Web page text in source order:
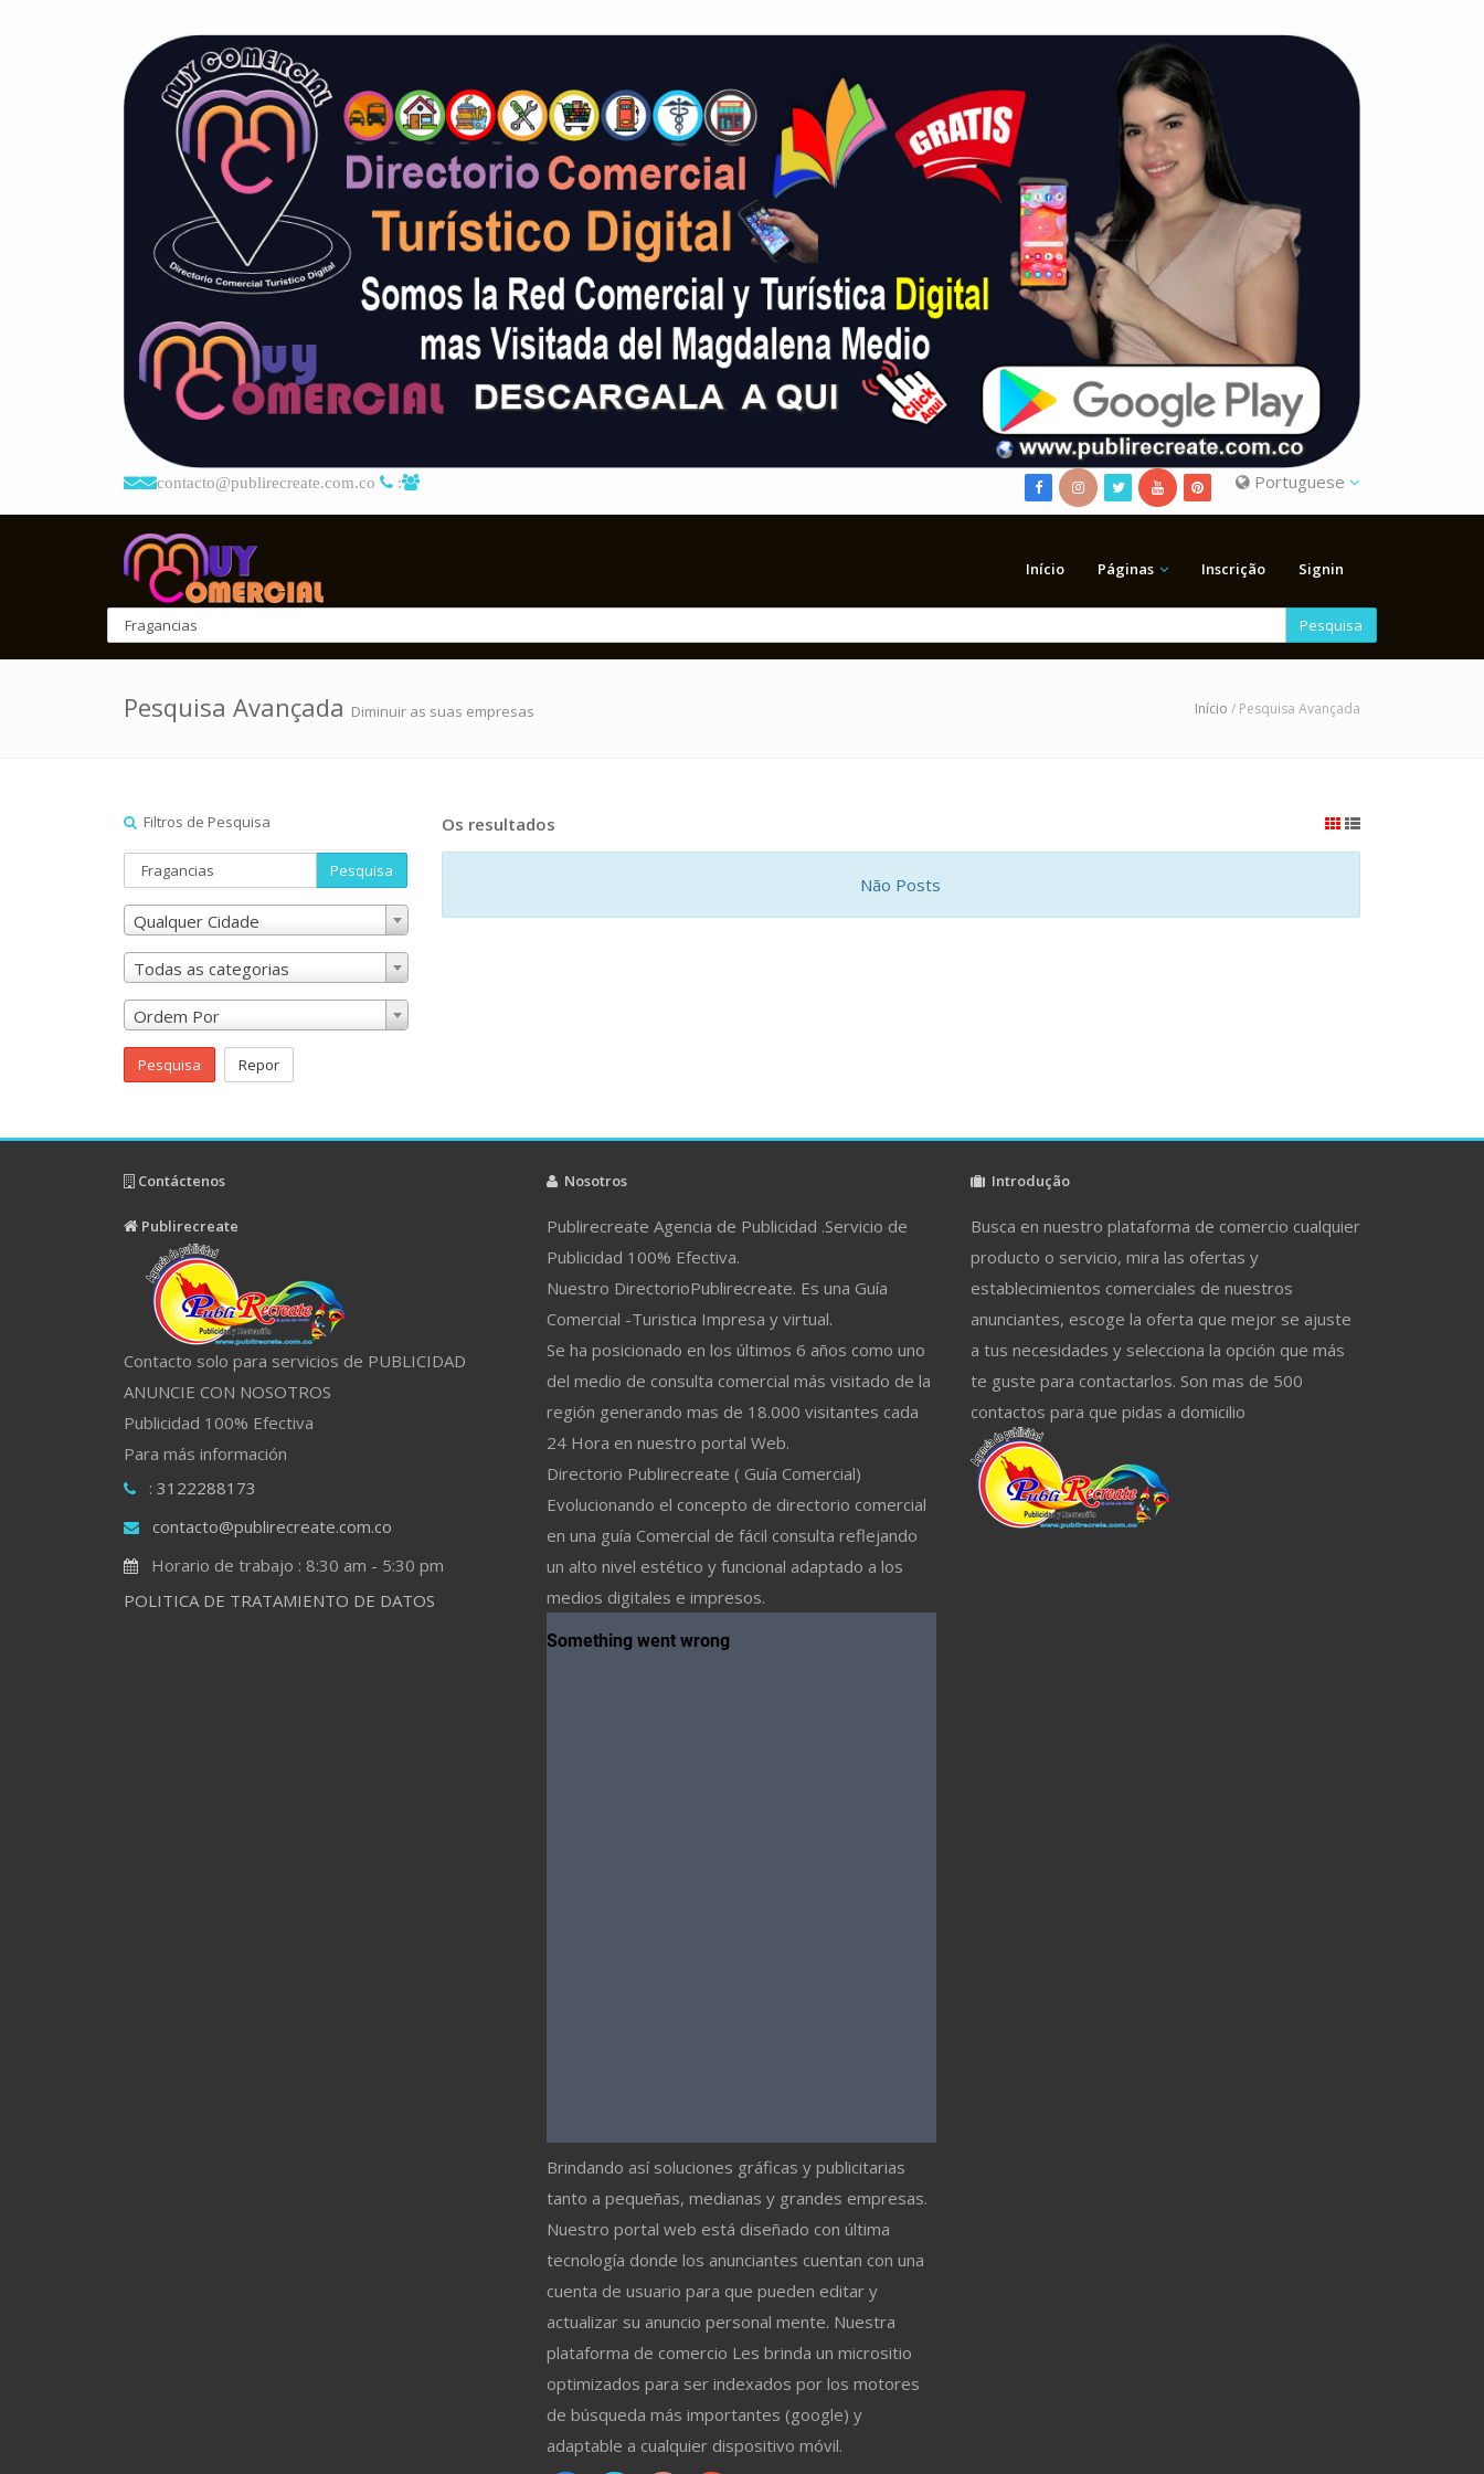
contacto@publirecreate.com.co : Portuguese
Início Páginas Inscrição Signin
Pesquisa
Pesquisa Avançada Diminuir as suas empresas Início / Pesquisa Avançada
Filtros de Pesquisa
Pesquisa
Qualquer Cidade
Todas as categorias
Ordem Por
Pesquisa Repor
Os resultados
Não Posts
Contáctenos
Publirecreate
Contacto solo para servicios de PUBLICIDAD
ANUNCIE CON NOSOTROS
Publicidad 100% Efectiva
Para más información
: 3122288173
contacto@publirecreate.com.co
Horario de trabajo : 8:30 am - 5:30 pm
POLITICA DE TRATAMIENTO DE DATOS
Nosotros
Publirecreate Agencia de Publicidad .Servicio de
Publicidad 100% Efectiva.
Nuestro DirectorioPublirecreate. Es una Guía
Comercial -Turistica Impresa y virtual.
Se ha posicionado en los últimos 6 años como uno
del medio de consulta comercial más visitado de la
región generando mas de 18.000 visitantes cada
24 Hora en nuestro portal Web.
Directorio Publirecreate ( Guía Comercial)
Evolucionando el concepto de directorio comercial
en una guía Comercial de fácil consulta reflejando
un alto nivel estético y funcional adaptado a los
medios digitales e impresos.
Brindando así soluciones gráficas y publicitarias
tanto a pequeñas, medianas y grandes empresas.
Nuestro portal web está diseñado con última
tecnología donde los anunciantes cuentan con una
cuenta de usuario para que pueden editar y
actualizar su anuncio personal mente. Nuestra
plataforma de comercio Les brinda un micrositio
optimizados para ser indexados por los motores
de búsqueda más importantes (google) y
adaptable a cualquier dispositivo móvil.
Introdução
Busca en nuestro plataforma de comercio cualquier
producto o servicio, mira las ofertas y
establecimientos comerciales de nuestros
anunciantes, escoge la oferta que mejor se ajuste
a tus necesidades y selecciona la opción que más
te guste para contactarlos. Son mas de 500
contactos para que pidas a domicilio